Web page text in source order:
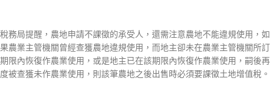
稅務局提醒，農地申請不課徵的承受人，還需注意農地不能違規使用，如
果農業主管機關曾經查獲農地違規使用，而地主卻未在農業主管機關所訂
期限內恢復作農業使用，或是地主已在該期限內恢復作農業使用，嗣後再
度被查獲未作農業使用，則該筆農地之後出售時必須要課徵土地增值稅。